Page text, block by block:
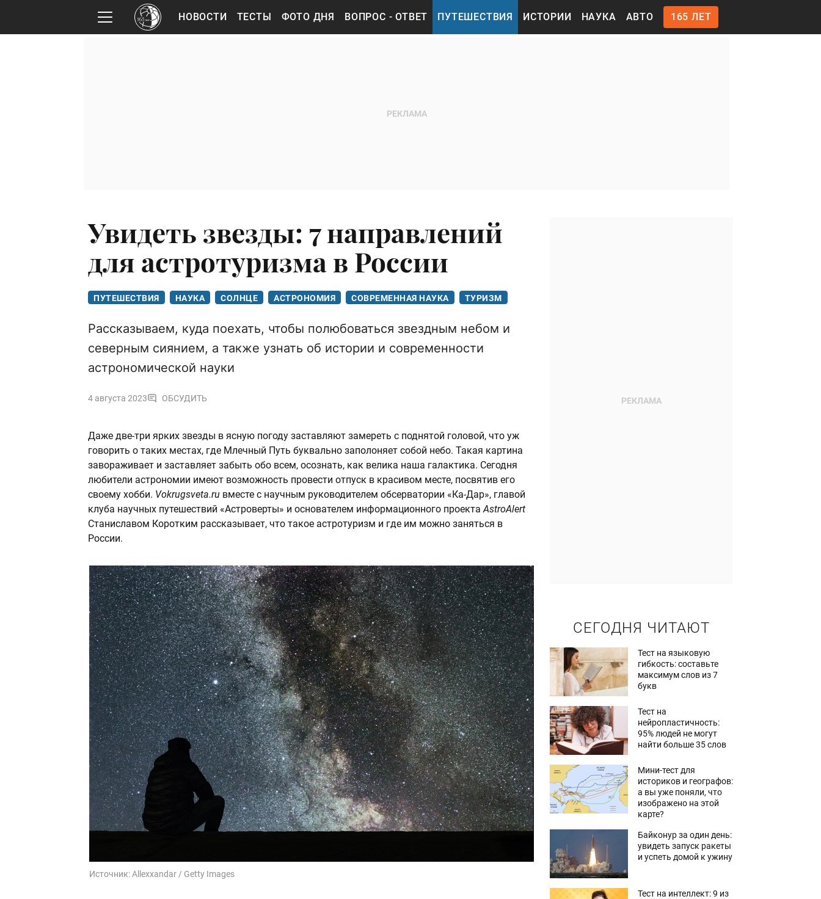
НОВОСТИ ТЕСТЫ ФОТО ДНЯ ВОПРОС - ОТВЕТ ПУТЕШЕСТВИЯ ИСТОРИИ НАУКА АВТО 165 ЛЕТ
Увидеть звезды: 7 направлений
для астротуризма в России
ПУТЕШЕСТВИЯ НАУКА СОЛНЦЕ АСТРОНОМИЯ СОВРЕМЕННАЯ НАУКА ТУРИЗМ
Рассказываем, куда поехать, чтобы полюбоваться звездным небом и
северным сиянием, а также узнать об истории и современности
астрономической науки
4 августа 2023 ОБСУДИТЬ
Даже две-три ярких звезды в ясную погоду заставляют замереть с поднятой головой, что уж
говорить о таких местах, где Млечный Путь буквально заполоняет собой небо. Такая картина
завораживает и заставляет забыть обо всем, осознать, как велика наша галактика. Сегодня
любители астрономии имеют возможность провести отпуск в красивом месте, посвятив его
своему хобби. Vokrugsveta.ru вместе с научным руководителем обсерватории «Ка-Дар», главой
клуба научных путешествий «Астроверты» и основателем информационного проектаAstroAlert
Станиславом Коротким рассказывает, что такое астротуризм и где им можно заняться в
России.
Источник:Allexxandar / Getty Images
СЕГОДНЯ ЧИТАЮТ
Тест на языковую
гибкость: составьте
максимум слов из 7
букв
Тест на
нейропластичность:
95% людей не могут
найти больше 35 слов
Мини-тест для
историков и географов:
а вы уже поняли, что
изображено на этой
карте?
Байконур за один день:
увидеть запуск ракеты
и успеть домой к ужину
Тест на интеллект: 9 из